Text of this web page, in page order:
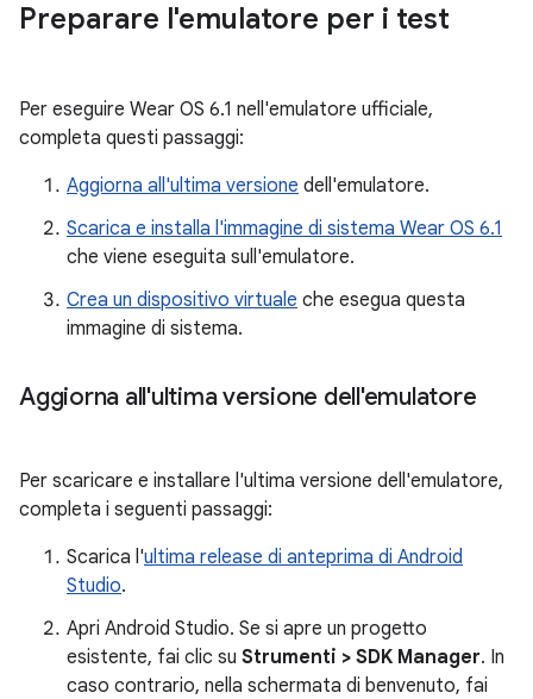
Preparare l'emulatore per i test
Per eseguire Wear OS 6.1 nell'emulatore ufficiale,
completa questi passaggi:
Aggiorna all'ultima versione dell'emulatore.
Scarica e installa l'immagine di sistema Wear OS 6.1
che viene eseguita sull'emulatore.
Crea un dispositivo virtuale che esegua questa
immagine di sistema.
Aggiorna all'ultima versione dell'emulatore
Per scaricare e installare l'ultima versione dell'emulatore,
completa i seguenti passaggi:
Scarica l'ultima release di anteprima di Android
Studio.
Apri Android Studio. Se si apre un progetto
esistente, fai clic su Strumenti > SDK Manager. In
caso contrario, nella schermata di benvenuto, fai